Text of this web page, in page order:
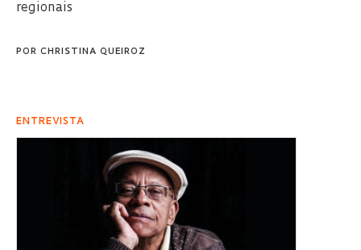
regionais
POR CHRISTINA QUEIROZ
ENTREVISTA